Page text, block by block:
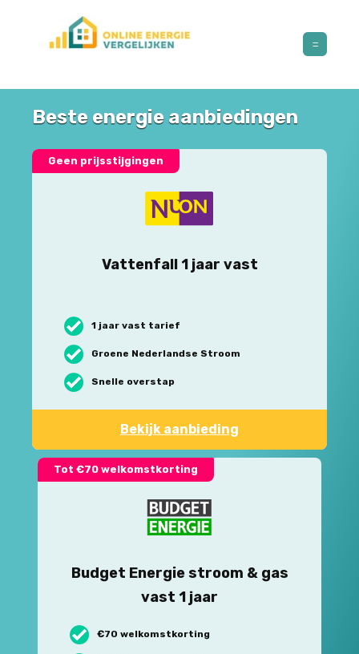
Beste energie aanbiedingen
Geen prijsstijgingen
Vattenfall 1 jaar vast
1 jaar vast tarief
Groene Nederlandse Stroom
Snelle overstap
Bekijk aanbieding
Tot €70 welkomstkorting
Budget Energie stroom & gas
vast 1 jaar
€70 welkomstkorting